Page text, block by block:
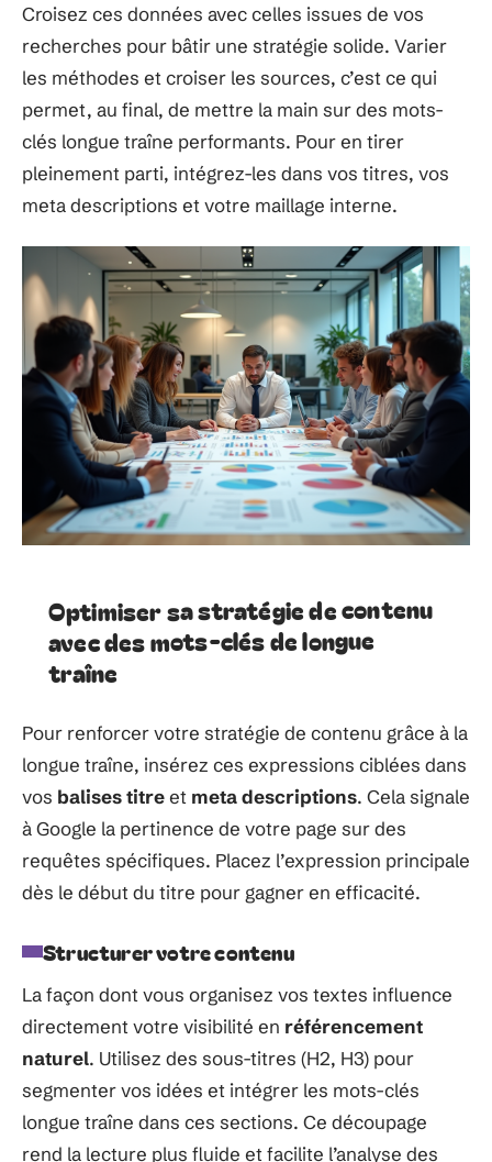
Croisez ces données avec celles issues de vos
recherches pour bâtir une stratégie solide. Varier
les méthodes et croiser les sources, c’est ce qui
permet, au final, de mettre la main sur des mots-
clés longue traîne performants. Pour en tirer
pleinement parti, intégrez-les dans vos titres, vos
meta descriptions et votre maillage interne.
Optimiser sa stratégie de contenu
avec des mots-clés de longue
traîne
Pour renforcer votre stratégie de contenu grâce à la
longue traîne, insérez ces expressions ciblées dans
vos balises titreet meta descriptions. Cela signale
à Google la pertinence de votre page sur des
requêtes spécifiques. Placez l’expression principale
dès le début du titre pour gagner en efficacité.
Structurer votre contenu
La façon dont vous organisez vos textes influence
directement votre visibilité en référencement
naturel. Utilisez des sous-titres (H2, H3) pour
segmenter vos idées et intégrer les mots-clés
longue traîne dans ces sections. Ce découpage
rend la lecture plus fluide et facilite l’analyse des